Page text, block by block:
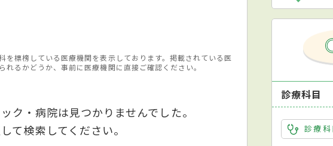
標榜している医療機関を表示しております。掲載されている医
るかどうか、事前に医療機関に直接ご確認ください。
ク・病院は見つかりませんでした。
て検索してください。
診療科目
診療